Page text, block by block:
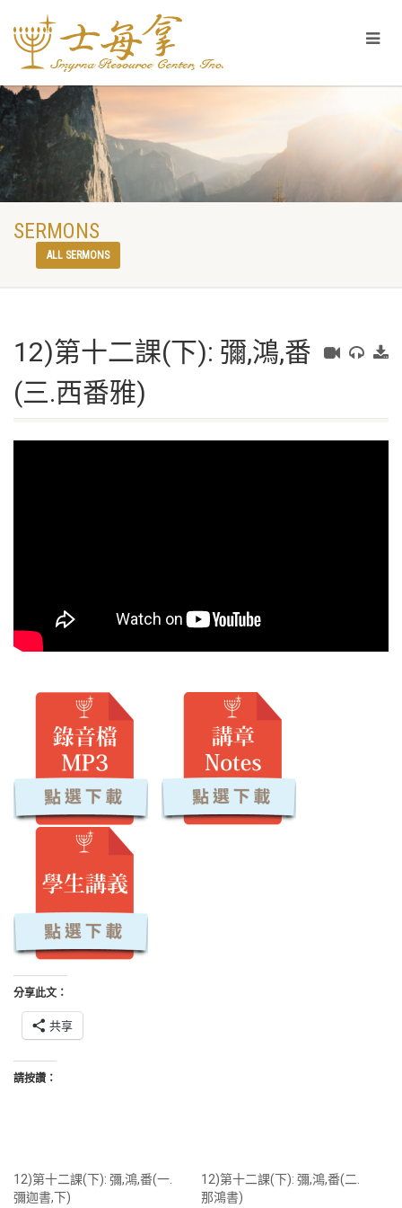
SERMONS
ALL SERMONS
12)第十二課(下): 彌,鴻,番
(三.西番雅)
分享此文：
共享
請按讚：
12)第十二課(下): 彌,鴻,番(一.
彌迦書,下)
12)第十二課(下): 彌,鴻,番(二.
那鴻書)